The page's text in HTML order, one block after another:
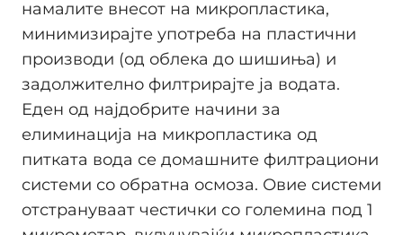
намалите внесот на микропластика,
минимизирајте употреба на пластични
производи (од облека до шишиња) и
задолжително филтрирајте ја водата.
Еден од најдобрите начини за
елиминација на микропластика од
питката вода се домашните филтрациони
системи со обратна осмоза. Овие системи
отстрануваат честички со големина под 1